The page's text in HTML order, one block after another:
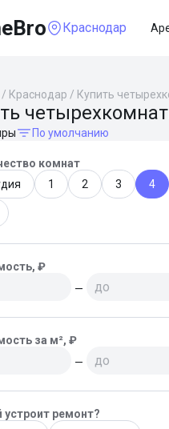
Краснодар
/ Краснодар / Купить
По умолчанию
комнат
1 2 3 4
₽
—
за м², ₽
—
устроит ремонт?